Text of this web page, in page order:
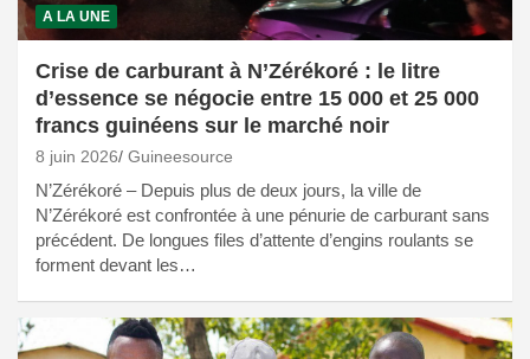
A LA UNE
Crise de carburant à N’Zérékoré : le litre
d’essence se négocie entre 15 000 et 25 000
francs guinéens sur le marché noir
8 juin 2026 Guineesource
N’Zérékoré – Depuis plus de deux jours, la ville de
N’Zérékoré est confrontée à une pénurie de carburant sans
précédent. De longues files d’attente d’engins roulants se
forment devant les…